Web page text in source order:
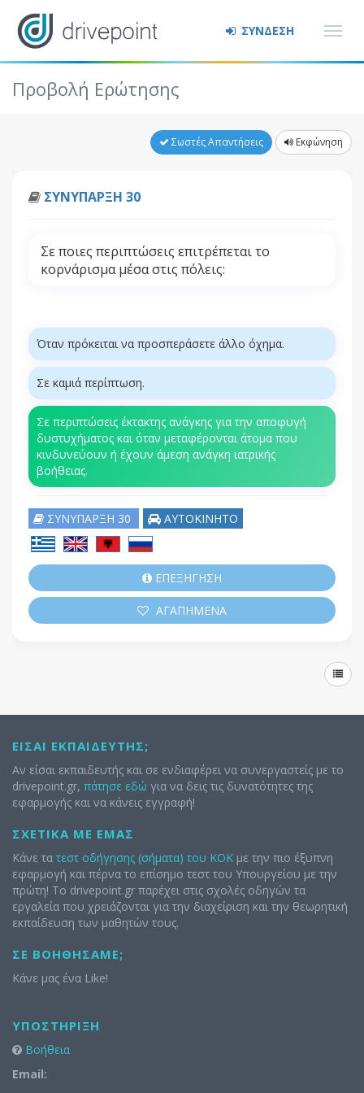
ΣΥΝΔΕΣΗ
Προβολή Ερώτησης
Σωστές Απαντήσεις Εκφώνηση
ΣΥΝΥΠΑΡΞΗ 30
Σε ποιες περιπτώσεις επιτρέπεται το
κορνάρισμα μέσα στις πόλεις:
Όταν πρόκειται να προσπεράσετε άλλο όχημα.
Σε καμιά περίπτωση.
Σε περιπτώσεις έκτακτης ανάγκης για την αποφυγή
δυστυχήματος και όταν μεταφέρονται άτομα που
κινδυνεύουν ή έχουν άμεση ανάγκη ιατρικής
βοήθειας.
ΣΥΝΥΠΑΡΞΗ 30 ΑΥΤΟΚΙΝΗΤΟ
ΕΠΕΞΗΓΗΣΗ
ΑΓΑΠΗΜΕΝΑ
ΕΊΣΑΙ ΕΚΠΑΙΔΕΥΤΉΣ;
Αν είσαι εκπαιδευτής και σε ενδιαφέρει να συνεργαστείς με το
drivepoint.gr, πάτησε εδώ για να δεις τις δυνατότητες της
εφαρμογής και να κάνεις εγγραφή!
ΣΧΕΤΙΚΆ ΜΕ ΕΜΆΣ
Κάνε τα τεστ οδήγησης (σήματα) του ΚΟΚ με την πιο έξυπνη
εφαρμογή και πέρνα το επίσημο τεστ του Υπουργείου με την
πρώτη! Το drivepoint.gr παρέχει στις σχολές οδηγών τα
εργαλεία που χρειάζονται για την διαχείριση και την θεωρητική
εκπαίδευση των μαθητών τους.
ΣΕ ΒΟΗΘΉΣΑΜΕ;
Κάνε μας ένα Like!
ΥΠΟΣΤΉΡΙΞΗ
Βοήθεια
Email: